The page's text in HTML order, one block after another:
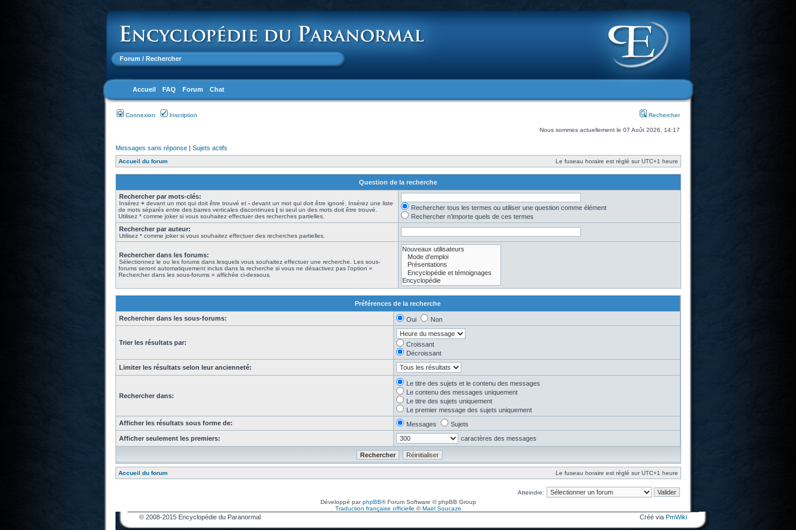
Forum / Rechercher
Accueil FAQ Forum Chat
Connexion Inscription Rechercher
Nous sommes actuellement le 07 Août 2026, 14:17
Messages sans réponse| Sujets actifs
Accueil du forum Le fuseau horaire est réglé sur UTC+1 heure
Question de la recherche
Rechercher par mots-clés:
Insérez +devant un mot qui doit être trouvé et -devant un mot qui doit être ignoré. Insérez une liste
de mots séparés entre des barres verticales discontinues | si seul un des mots doit être trouvé.
Utilisez * comme joker si vous souhaitez effectuer des recherches partielles.
Rechercher tous les termes ou utiliser une question comme élément
Rechercher n’importe quels de ces termes
Rechercher par auteur:
Utilisez * comme joker si vous souhaitez effectuer des recherches partielles.
Rechercher dans les forums:
Sélectionnez le ou les forums dans lesquels vous souhaitez effectuer une recherche. Les sous-
forums seront automatiquement inclus dans la recherche si vous ne désactivez pas l’option «
Rechercher dans les sous-forums » affichée ci-dessous.
Préférences de la recherche
Rechercher dans les sous-forums: Oui Non
Trier les résultats par:
Croissant
Décroissant
Limiter les résultats selon leur ancienneté:
Rechercher dans:
Le titre des sujets et le contenu des messages
Le contenu des messages uniquement
Le titre des sujets uniquement
Le premier message des sujets uniquement
Afficher les résultats sous forme de:
Messages
Sujets
Afficher seulement les premiers:
caractères des messages
Accueil du forum Le fuseau horaire est réglé sur UTC+1 heure
Atteindre:
Développé parphpBB® Forum Software © phpBB Group
Traduction française officielle ©Maël Soucaze
© 2008-2015 Encyclopédie du Paranormal Créé via PmWiki